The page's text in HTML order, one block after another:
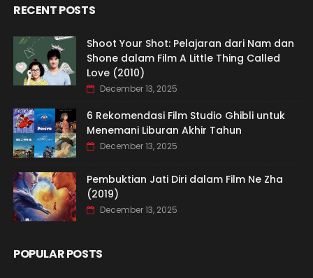
RECENT POSTS
Shoot Your Shot: Pelajaran dari Nam dan
Shone dalam Film A Little Thing Called
Love (2010)
December 13, 2025
6 Rekomendasi Film Studio Ghibli untuk
Menemani Liburan Akhir Tahun
December 13, 2025
Pembuktian Jati Diri dalam Film Ne Zha
(2019)
December 13, 2025
POPULAR POSTS